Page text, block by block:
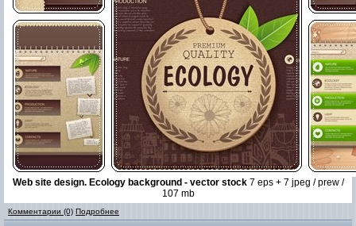
Web site design. Ecology background - vector stock7 eps + 7 jpeg / prew /
107 mb
Комментарии (0) Подробнее